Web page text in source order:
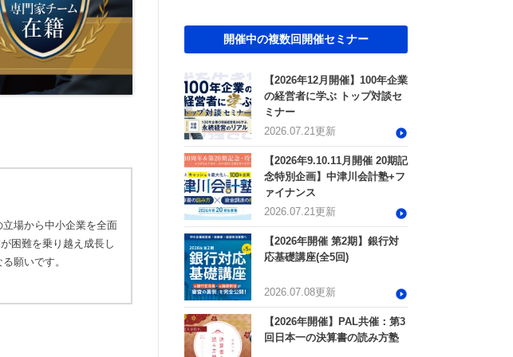
Youtube
曽根康正の経営塾チャンネル
場から中小企業を全面
困難を乗り越え成長し
願いです。
開催中の複数回開催セミナー
【2026年12月開催】100年企業
の経営者に学ぶ トップ対談セ
ミナー
2026.07.21更新
【2026年9.10.11月開催 20期記
念特別企画】中津川会計塾+フ
ァイナンス
2026.07.21更新
【2026年開催 第2期】銀行対
応基礎講座(全5回)
2026.07.08更新
【2026年開催】PAL共催：第3
回日本一の決算書の読み方塾